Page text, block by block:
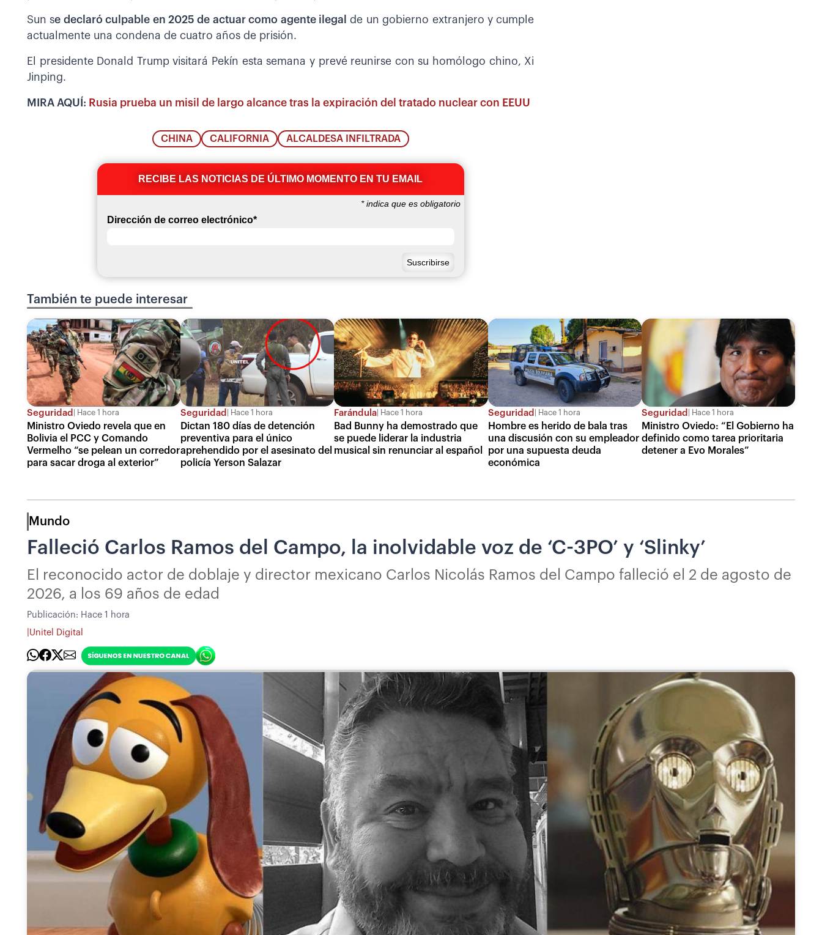
Sun se declaró culpable en 2025 de actuar como agente ilegal
de un gobierno extranjero y cumple
actualmente una condena de cuatro años de prisión.
El presidente Donald Trump visitará Pekín esta semana y prevé reunirse con su homólogo chino, Xi
Jinping.
MIRA AQUÍ: Rusia prueba un misil de largo alcance tras la expiración del tratado nuclear con EEUU
CHINA CALIFORNIA ALCALDESA INFILTRADA
RECIBE LAS NOTICIAS DE ÚLTIMO MOMENTO EN TU EMAIL
*indica que es obligatorio
Dirección de correo electrónico*
También te puede interesar
Seguridad Hace 1 hora
Ministro Oviedo revela que en
Bolivia el PCC y Comando
Vermelho “se pelean un corredor
para sacar droga al exterior”
Seguridad Hace 1 hora
Dictan 180 días de detención
preventiva para el único
aprehendido por el asesinato del
policía Yerson Salazar
Farándula Hace 1 hora
Bad Bunny ha demostrado que
se puede liderar la industria
musical sin renunciar al español
Seguridad Hace 1 hora
Hombre es herido de bala tras
una discusión con su empleador
por una supuesta deuda
económica
Seguridad Hace 1 hora
Ministro Oviedo: “El Gobierno ha
definido como tarea prioritaria
detener a Evo Morales”
Mundo
Falleció Carlos Ramos del Campo, la inolvidable voz de ‘C-3PO’ y ‘Slinky’
El reconocido actor de doblaje y director mexicano Carlos Nicolás Ramos del Campo falleció el 2 de agosto de
2026, a los 69 años de edad
Publicación: Hace 1 hora
Unitel Digital